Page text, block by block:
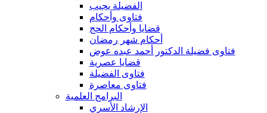
الفضيلة يجيب
فتاوى وأحكام
قضايا وأحكام الحج
أحكام شهر رمضان
فتاوى فضيلة الدكتور أحمد عبده عوض
قضايا عصرية
فتاوى الفضيلة
فتاوى معاصرة
البرامج العلمية
الإرشاد الأسري